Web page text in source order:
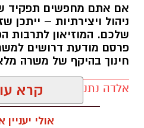
אם אתם מחפשים תפקיד
ניהול ויצירתיות – ייתכן
שלכם. המוזיאון לתרבות
פרסם מודעת דרושים
חינוך בהיקף של משרה
אלדה נתנאל / 17:57 06.08.26 קרא
אולי